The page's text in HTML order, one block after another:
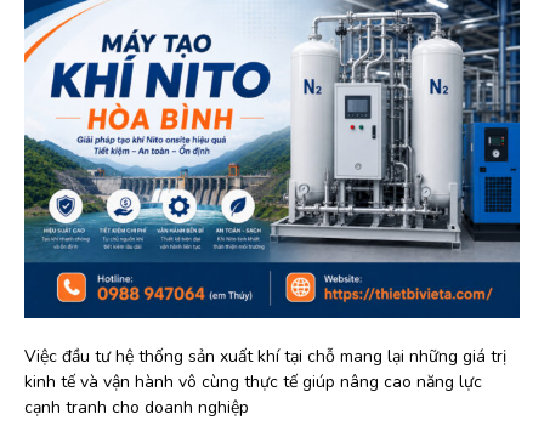
Việc đầu tư hệ thống sản xuất khí tại chỗ mang lại những giá trị
kinh tế và vận hành vô cùng thực tế giúp nâng cao năng lực
cạnh tranh cho doanh nghiệp